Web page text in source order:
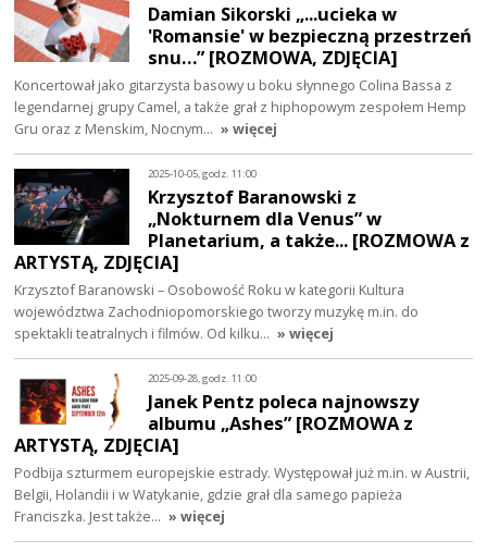
Damian Sikorski „...ucieka w
'Romansie' w bezpieczną przestrzeń
snu…” [ROZMOWA, ZDJĘCIA]
Koncertował jako gitarzysta basowy u boku słynnego Colina Bassa z
legendarnej grupy Camel, a także grał z hiphopowym zespołem Hemp
Gru oraz z Menskim, Nocnym… » więcej
2025-10-05, godz. 11:00
Krzysztof Baranowski z
„Nokturnem dla Venus” w
Planetarium, a także... [ROZMOWA z
ARTYSTĄ, ZDJĘCIA]
Krzysztof Baranowski – Osobowość Roku w kategorii Kultura
województwa Zachodniopomorskiego tworzy muzykę m.in. do
spektakli teatralnych i filmów. Od kilku… » więcej
2025-09-28, godz. 11:00
Janek Pentz poleca najnowszy
albumu „Ashes” [ROZMOWA z
ARTYSTĄ, ZDJĘCIA]
Podbija szturmem europejskie estrady. Występował już m.in. w Austrii,
Belgii, Holandii i w Watykanie, gdzie grał dla samego papieża
Franciszka. Jest także… » więcej